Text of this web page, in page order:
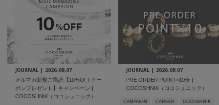
JOURNAL | 2026.08.07
メルマガ新規ご購読【10%OFFクー
ポンプレゼント】キャンペーン |
COCOSHNIK（ココシュニック）
JOURNAL | 2026.08.07
PRE ORDER POINT×10倍 |
COCOSHNIK（ココシュニック）
CAMPAIGN CAREER COCOSHNIK